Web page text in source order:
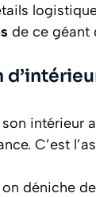
de ce géant
intérieur
C’est
déniche